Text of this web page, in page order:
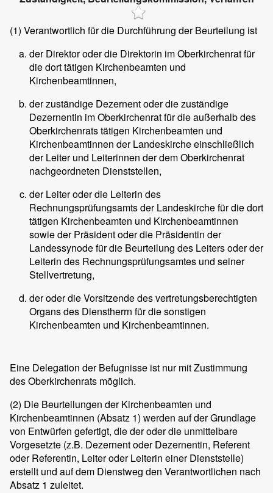
(1) Verantwortlich für die Durchführung der Beurteilung ist
der Direktor oder die Direktorin im Oberkirchenrat für
die dort tätigen Kirchenbeamten und
Kirchenbeamtinnen,
der zuständige Dezernent oder die zuständige
Dezernentin im Oberkirchenrat für die außerhalb des
Oberkirchenrats tätigen Kirchenbeamten und
Kirchenbeamtinnen der Landeskirche einschließlich
der Leiter und Leiterinnen der dem Oberkirchenrat
nachgeordneten Dienststellen,
der Leiter oder die Leiterin des
Rechnungsprüfungsamts der Landeskirche für die dort
tätigen Kirchenbeamten und Kirchenbeamtinnen
sowie der Präsident oder die Präsidentin der
Landessynode für die Beurteilung des Leiters oder der
Leiterin des Rechnungsprüfungsamtes und seiner
Stellvertretung,
der oder die Vorsitzende des vertretungsberechtigten
Organs des Dienstherrn für die sonstigen
Kirchenbeamten und Kirchenbeamtinnen.
Eine Delegation der Befugnisse ist nur mit Zustimmung
des Oberkirchenrats möglich.
(2) Die Beurteilungen der Kirchenbeamten und
Kirchenbeamtinnen (Absatz 1) werden auf der Grundlage
von Entwürfen gefertigt, die der oder die unmittelbare
Vorgesetzte (z.B. Dezernent oder Dezernentin, Referent
oder Referentin, Leiter oder Leiterin einer Dienststelle)
erstellt und auf dem Dienstweg den Verantwortlichen nach
Absatz 1 zuleitet.